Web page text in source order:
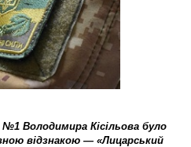
№1 Володимира Кісільова було
відзнакою — «Лицарський